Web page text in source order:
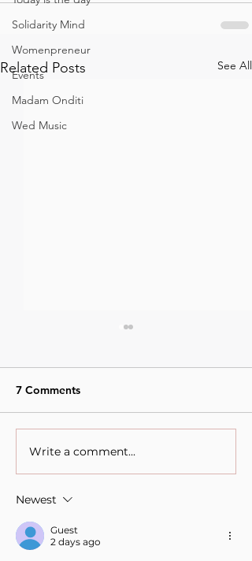
Solidarity Mind
Womenpreneur
Events
Madam Onditi
Wed Music
Related Posts See All
When Sacrifice Was
Mistaken for Love
7 Comments
Write a comment...
Newest
Guest
2 days ago